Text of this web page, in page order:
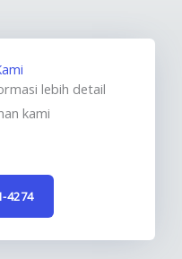
lebih detail
kami
4274